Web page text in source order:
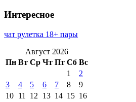
Интересное
чат рулетка 18+ пары
Август 2026
Пн Вт Ср Чт Пт Сб Вс
1
2
3
4 5 6 7 8
9
10 11 12 13 14 15 16